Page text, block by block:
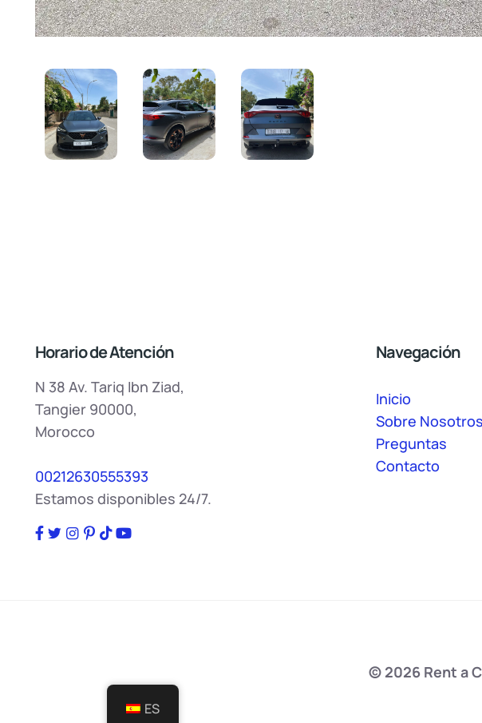
Horario de Atención
N 38 Av. Tariq Ibn Ziad,
Tangier 90000,
Morocco
00212630555393
Estamos disponibles 24/7.
Navegación
Inicio
Sobre Nosotros
Preguntas
Contacto
© 2026 Rent a
ES